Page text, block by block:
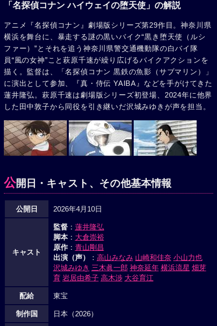
「名探偵コナン ハイウェイの堕天使」の解説
アニメ『名探偵コナン』劇場版シリーズ第29作目。神奈川県
横浜を舞台に、暴走する謎の黒いバイク“黒き堕天使（ルシ
ファー）”とそれを追う神奈川県警交通機動隊の白バイ隊
員“風の女神”こと萩原千速が繰り広げるバイクアクションを
描く。監督は、「名探偵コナン 黒鉄の魚影（サブマリン）」
に演出として参加、『真・侍伝 YAIBA』などを手がけてきた
蓮井隆弘。萩原千速は劇場版シリーズ初登場、2024年に他界
した田中敦子から同役を引き継いだ沢城みゆきが声を担当。
公開日・キャスト、その他基本情報
公開日 2026年4月10日
キャスト
監督：蓮井隆弘
脚本：大倉崇裕
原作：青山剛昌
出演（声）
：高山みなみ 山崎和佳奈 小山力也
沢城みゆき 三木眞一郎 神奈延年 横浜流星 畑芽
育 岩居由希子 高木渉 大谷育江
配給 東宝
制作国 日本（2026）